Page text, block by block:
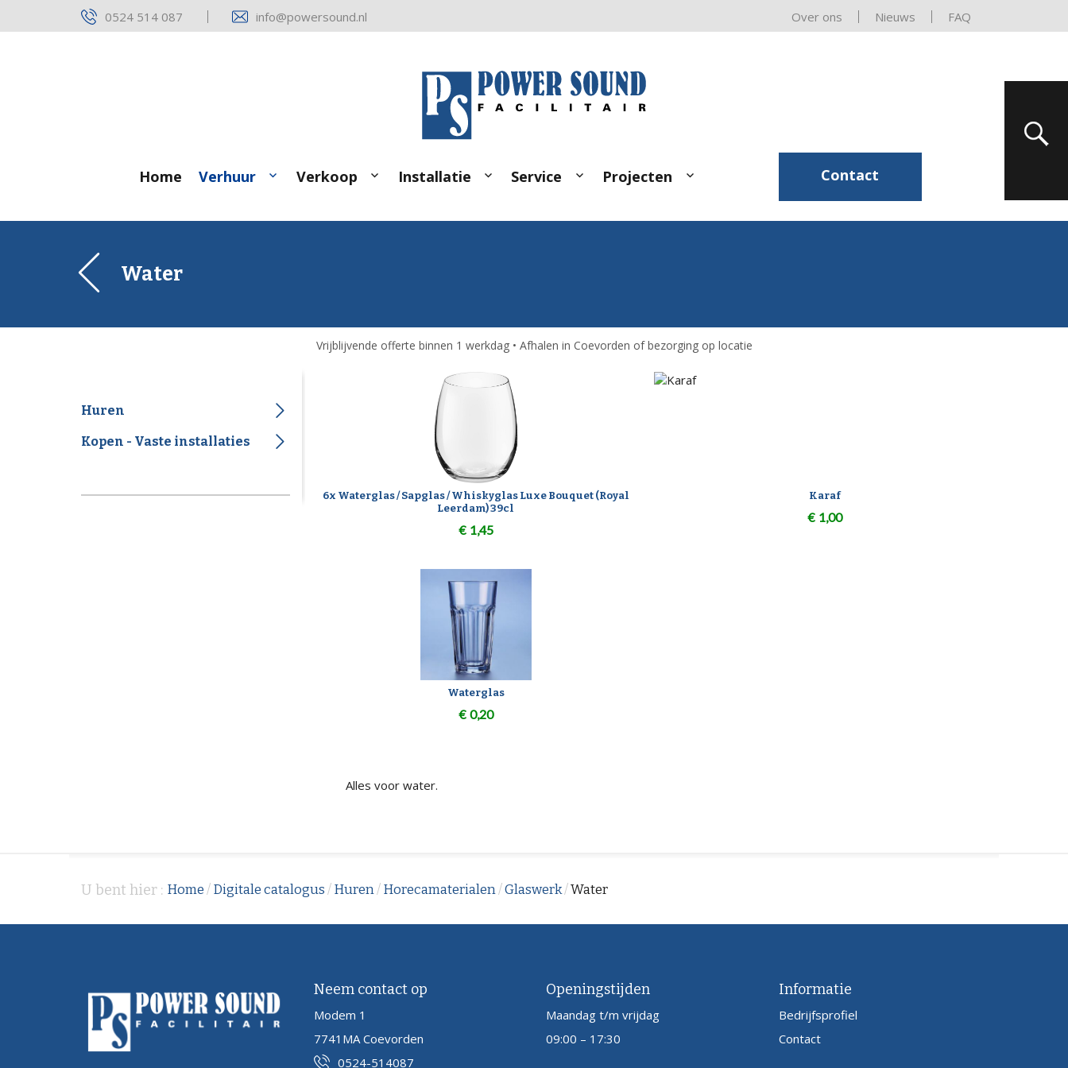
to
0524 514 087 info@powersound.nl Over ons Nieuws FAQ
Home Verhuur Verkoop Installatie Service Projecten Contact
Water
Vrijblijvende offerte binnen 1 werkdag • Afhalen in Coevorden of bezorging op locatie
Huren
Kopen - Vaste installaties
6x Waterglas / Sapglas / Whiskyglas Luxe Bouquet (Royal
Leerdam) 39cl
€ 1,45
Karaf
€ 1,00
Waterglas
€ 0,20
Alles voor water.
U bent hier : Home / Digitale catalogus / Huren/ Horecamaterialen/Glaswerk/Water
Neem contact op
Modem 1
7741MA Coevorden
0524-514087
Openingstijden
Maandag t/m vrijdag
09:00 – 17:30
Informatie
Bedrijfsprofiel
Contact